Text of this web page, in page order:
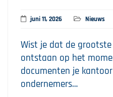
juni 11, 2026 Nieuws
Wist je dat de grootste
ontstaan op het
documenten je
ondernemers…